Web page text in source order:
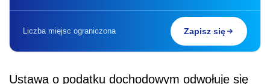
Liczba miejsc ograniczona Zapisz się
Ustawa o podatku dochodowym odwołuje się